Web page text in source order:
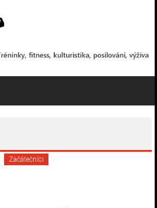
Začátečníci